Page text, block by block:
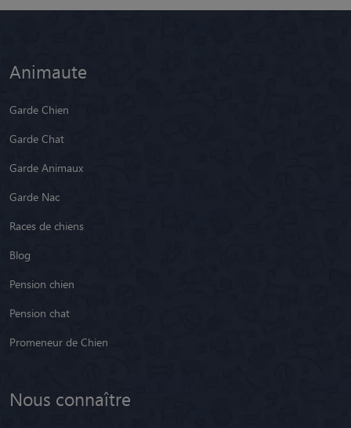
Animaute
Garde Chien
Garde Chat
Garde Animaux
Garde Nac
Races de chiens
Blog
Pension chien
Pension chat
Promeneur de Chien
Nous connaître